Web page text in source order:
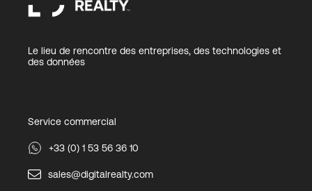
Le lieu de rencontre des entreprises, des technologies et
des données
Service commercial
+33 (0) 1 53 56 36 10
sales@digitalrealty.com